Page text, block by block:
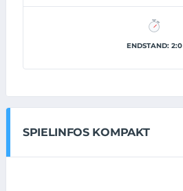
ENDSTAND: 2:0
SPIELINFOS KOMPAKT